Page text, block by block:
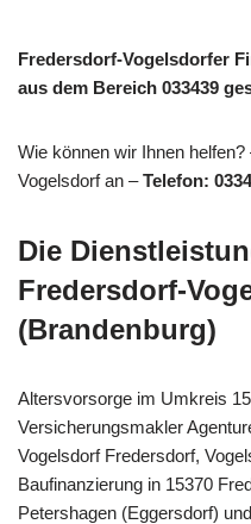
Fredersdorf-Vogelsdorfer
aus dem Bereich 033439
Wie können wir Ihnen
Vogelsdorf an –Telefon:
Die
Fredersdorf-
(Brandenburg)
Altersvorsorge im Umkreis
Versicherungsmakler
Vogelsdorf Fredersdorf,
Baufinanzierung in 15370
Petershagen (Eggersdorf)